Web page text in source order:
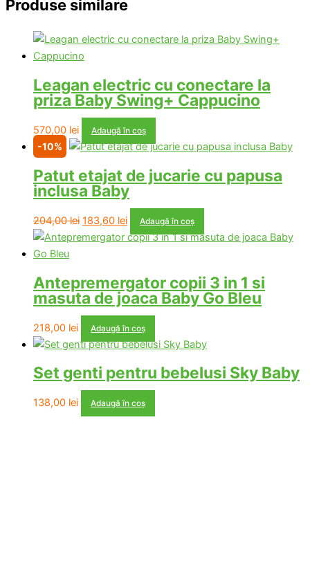
Produse similare
Leagan electric cu conectare la
priza Baby Swing+ Cappucino
570,00 lei Adaugă în coș
-10%
Patut etajat de jucarie cu papusa
inclusa Baby
204,00lei Prețul
inițial
204,00 lei.
183,60 leiPrețul
curent
Adaugă în coș
Antepremergator copii 3 in 1 si
masuta de joaca Baby Go Bleu
218,00 lei Adaugă în coș
Set genti pentru bebelusi Sky Baby
138,00 lei Adaugă în coș